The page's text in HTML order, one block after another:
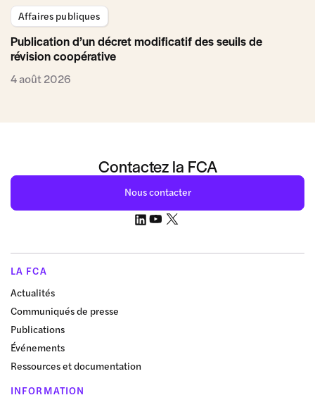
Affaires publiques
Publication d’un décret modificatif des seuils de
révision coopérative
4 août 2026
Contactez la FCA
Nous contacter
LA FCA
Actualités
Communiqués de presse
Publications
Événements
Ressources et documentation
INFORMATION